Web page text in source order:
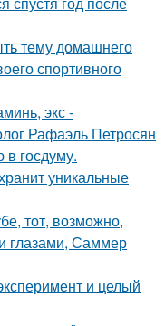
тему домашнего
спортивного
экс -
Рафаэль Петросян
в госдуму.
уникальные
тот, возможно,
глазами, Саммер
и целый